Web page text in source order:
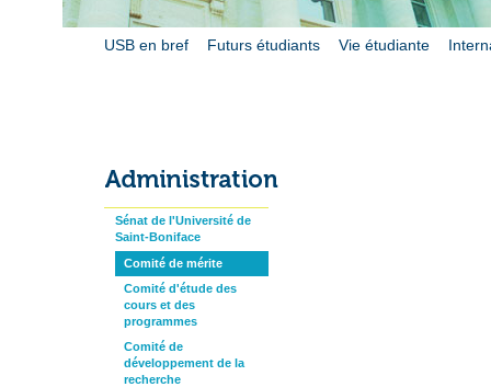
USB en bref Futurs étudiants Vie étudiante
Sénat de l'Université de
Saint-Boniface
Comité de mérite
Comité d'étude des
cours et des
programmes
Comité de
développement de la
recherche